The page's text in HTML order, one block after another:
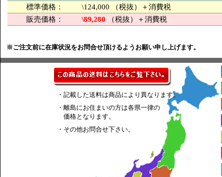
標準価格：
\124,000 （税抜）＋消費税
販売価格：
\89,280 （税抜）＋消費税
※ご注文前に在庫状況をお問合せ頂けるようお願い申し上げます。
・記載した送料は商品により異なります。
・離島にお住まいの方は各県一律の
価格となります。
・その他お問合せ下さい。